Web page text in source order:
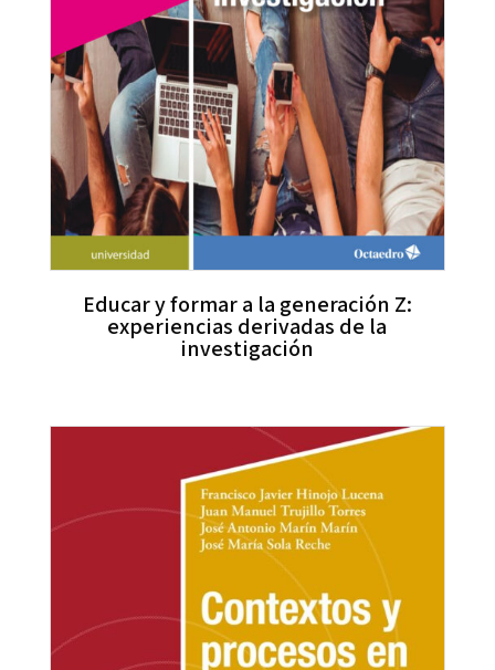
Educar y formar a la generación Z:
experiencias derivadas de la
investigación